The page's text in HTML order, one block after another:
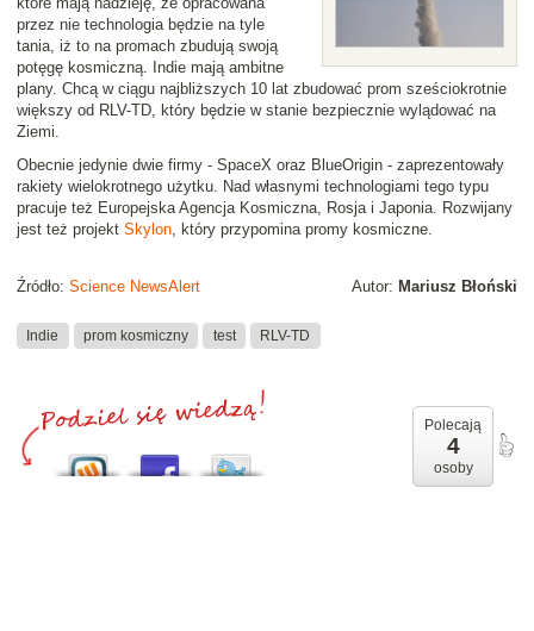
przez nie technologia będzie na tyle
tania, iż to na promach zbudują swoją
potęgę kosmiczną. Indie mają ambitne
plany. Chcą w ciągu najbliższych 10 lat zbudować prom sześciokrotnie
większy od RLV-TD, który będzie w stanie bezpiecznie wylądować na
Ziemi.
Obecnie jedynie dwie firmy - SpaceX oraz BlueOrigin - zaprezentowały
rakiety wielokrotnego użytku. Nad własnymi technologiami tego typu
pracuje też Europejska Agencja Kosmiczna, Rosja i Japonia. Rozwijany
jest też projekt Skylon, który przypomina promy kosmiczne.
Autor: Mariusz Błoński
Źródło: Science NewsAlert
Indie prom kosmiczny test RLV-TD
Polecają
4
osoby